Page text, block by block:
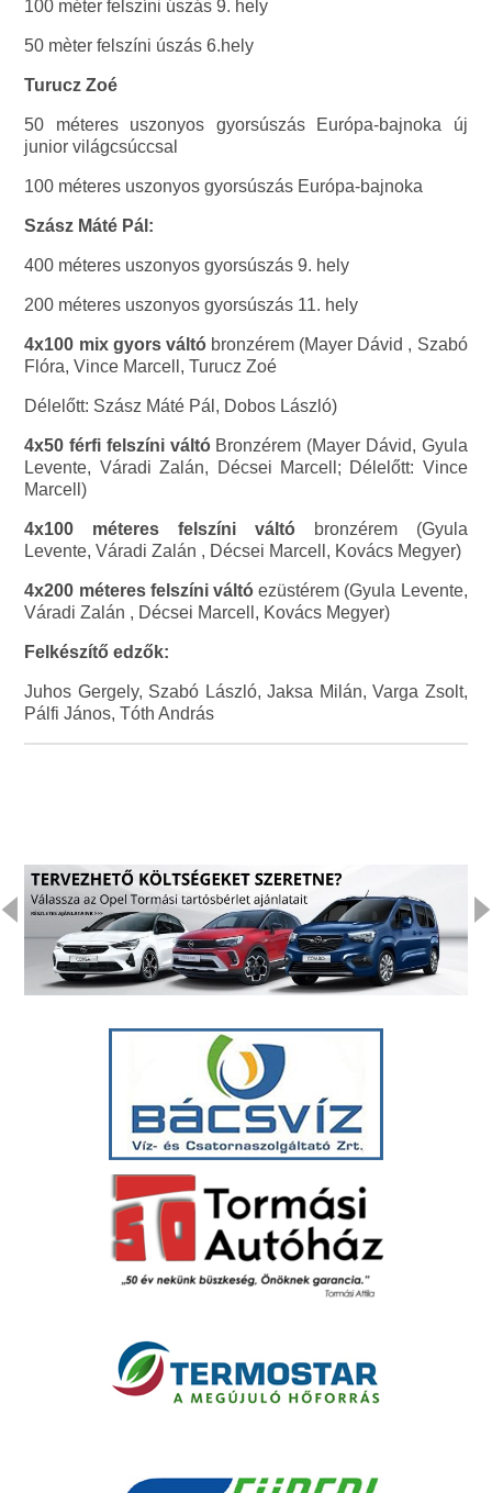
100 méter felszíni úszás 9. hely
50 mèter felszíni úszás 6.hely
Turucz Zoé
50 méteres uszonyos gyorsúszás Európa-bajnoka új
junior világcsúccsal
100 méteres uszonyos gyorsúszás Európa-bajnoka
Szász Máté Pál:
400 méteres uszonyos gyorsúszás 9. hely
200 méteres uszonyos gyorsúszás 11. hely
4x100 mix gyors váltóbronzérem (Mayer Dávid , Szabó
Flóra, Vince Marcell, Turucz Zoé
Délelőtt: Szász Máté Pál, Dobos László)
4x50 férfi felszíni váltóBronzérem (Mayer Dávid, Gyula
Levente, Váradi Zalán, Décsei Marcell; Délelőtt: Vince
Marcell)
4x100 méteres felszíni váltóbronzérem (Gyula
Levente, Váradi Zalán , Décsei Marcell, Kovács Megyer)
4x200 méteres felszíni váltó ezüstérem (Gyula Levente,
Váradi Zalán , Décsei Marcell, Kovács Megyer)
Felkészítő edzők:
Juhos Gergely, Szabó László, Jaksa Milán, Varga Zsolt,
Pálfi János, Tóth András